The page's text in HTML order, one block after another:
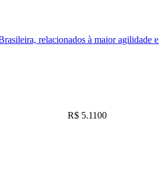
relacionados à maior agilidade
R$ 5.1100